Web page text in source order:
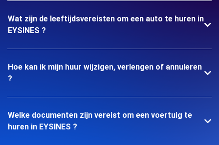
Wat zijn de leeftijdsvereisten om een auto te huren in
EYSINES ?
Hoe kan ik mijn huur wijzigen, verlengen of annuleren
?
Welke documenten zijn vereist om een voertuig te
huren in EYSINES ?